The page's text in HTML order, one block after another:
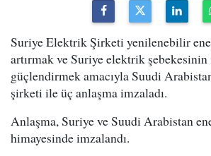
Suriye Elektrik Şirketi yenilenebilir
artırmak ve Suriye elektrik şebekesinin
güçlendirmek amacıyla Suudi
şirketi ile üç anlaşma imzaladı.
Anlaşma, Suriye ve Suudi Arabistan
himayesinde imzalandı.